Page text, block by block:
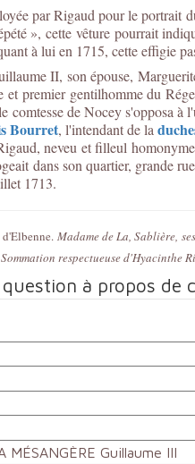
par Rigaud pour le portrait
», cette vêture pourrait
à lui en 1715, cette effigie
II, son épouse,
et premier gentilhomme du
comtesse de Nocey s'opposa
Bourret, l'intendant de la
neveu et filleul
dans son quartier, grande
1713.
Madame de La, Sablière,
respectueuse d'Hyacinthe
à propos de